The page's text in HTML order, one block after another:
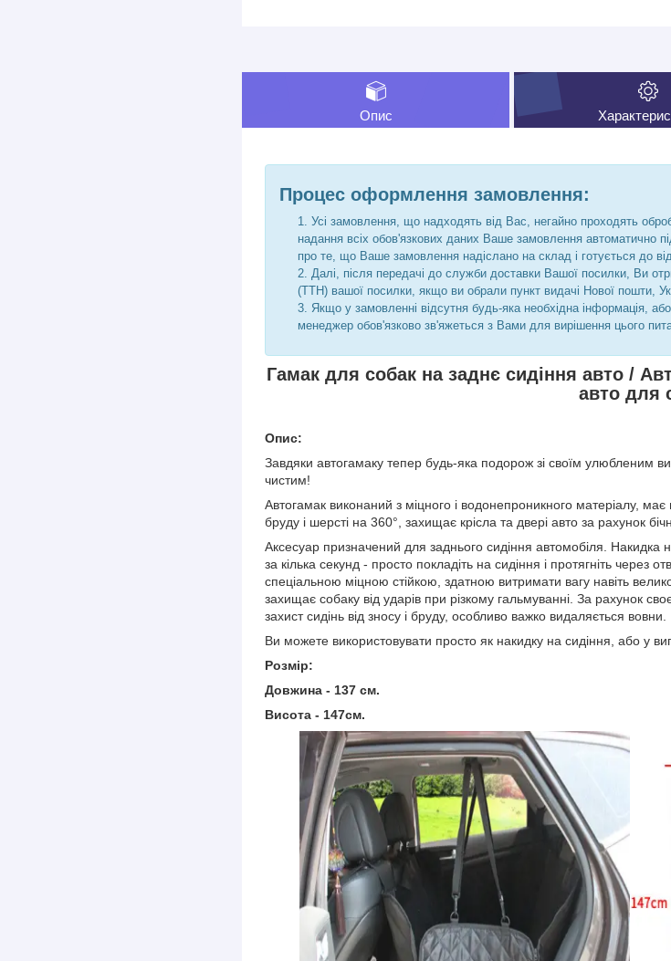
Опис
Процес оформлення замовлення:
Усі замовлення, що надходять від Вас, негайно проходять
надання всіх обов'язкових даних Ваше замовлення автоматично
про те, що Ваше замовлення надіслано на склад і готується до
Далі, після передачі до служби доставки Вашої посилки, Ви
(ТТН) вашої посилки, якщо ви обрали пункт видачі Нової пошти,
Якщо у замовленні відсутня будь-яка необхідна інформація,
менеджер обов'язково зв'яжеться з Вами для вирішення цього
Гамак для собак на заднє сидіння авто /
авто для
Опис:
Завдяки автогамаку тепер будь-яка подорож зі своїм улюбленим
чистим!
Автогамак виконаний з міцного і водонепроникного матеріалу, має
бруду і шерсті на 360°, захищає крісла та двері авто за рахунок
Аксесуар призначений для заднього сидіння автомобіля. Накидка
за кілька секунд - просто покладіть на сидіння і протягніть через
спеціальною міцною стійкою, здатною витримати вагу навіть
захищає собаку від ударів при різкому гальмуванні. За рахунок
захист сидінь від зносу і бруду, особливо важко видаляється вовни.
Ви можете використовувати просто як накидку на сидіння, або у
Розмір:
Довжина - 137 см.
Висота - 147см.